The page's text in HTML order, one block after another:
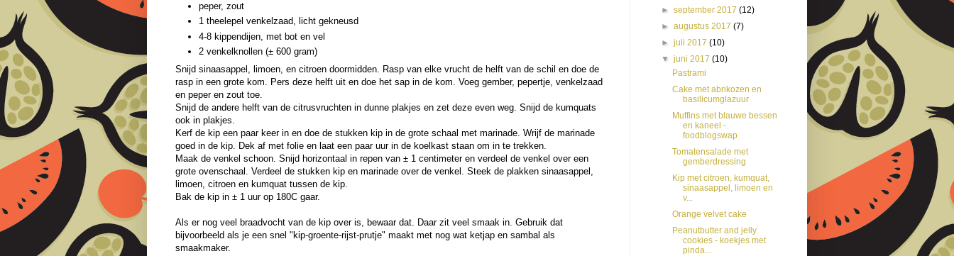
peper, zout
1 theelepel venkelzaad, licht gekneusd
4-8 kippendijen, met bot en vel
2 venkelknollen (± 600 gram)
Snijd sinaasappel, limoen, en citroen doormidden. Rasp van elke vrucht de helft van de schil en doe de
rasp in een grote kom. Pers deze helft uit en doe het sap in de kom. Voeg gember, pepertje, venkelzaad
en peper en zout toe.
Snijd de andere helft van de citrusvruchten in dunne plakjes en zet deze even weg. Snijd de kumquats
ook in plakjes.
Kerf de kip een paar keer in en doe de stukken kip in de grote schaal met marinade. Wrijf de marinade
goed in de kip. Dek af met folie en laat een paar uur in de koelkast staan om in te trekken.
Maak de venkel schoon. Snijd horizontaal in repen van ± 1 centimeter en verdeel de venkel over een
grote ovenschaal. Verdeel de stukken kip en marinade over de venkel. Steek de plakken sinaasappel,
limoen, citroen en kumquat tussen de kip.
Bak de kip in ± 1 uur op 180C gaar.
Als er nog veel braadvocht van de kip over is, bewaar dat. Daar zit veel smaak in. Gebruik dat
bijvoorbeeld als je een snel "kip-groente-rijst-prutje" maakt met nog wat ketjap en sambal als
smaakmaker.
►september 2017(12)
►augustus 2017(7)
►juli 2017(10)
▼juni 2017(10)
Pastrami
Cake met abrikozen en
basilicumglazuur
Muffins met blauwe bessen
en kaneel -
foodblogswap
Tomatensalade met
gemberdressing
Kip met citroen, kumquat,
sinaasappel, limoen en
v...
Orange velvet cake
Peanutbutter and jelly
cookies - koekjes met
pinda...